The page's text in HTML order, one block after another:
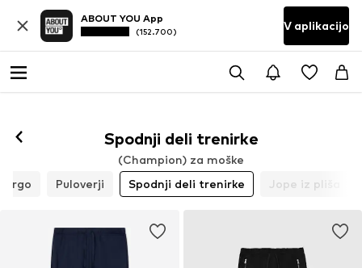
ABOUT YOU App
(152.700) V aplikacijo
Spodnji deli trenirke
(Champion) za moške
Puloverji Spodnji deli trenirke Jope iz pliša